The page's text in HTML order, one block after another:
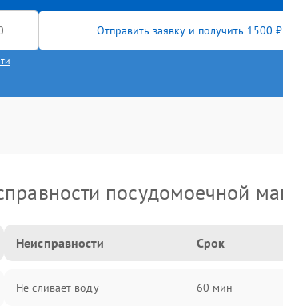
Отправить заявку и получить 1500 ₽
посудомоечной
Неисправности Срок
Не сливает воду 60 мин